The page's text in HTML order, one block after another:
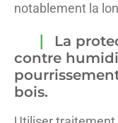
notablement la
La
contre
bois.